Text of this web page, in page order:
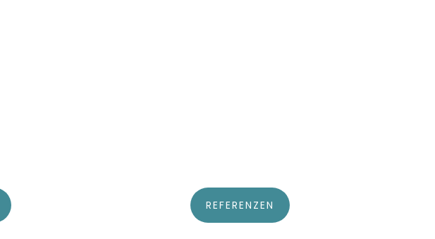
REFERENZEN